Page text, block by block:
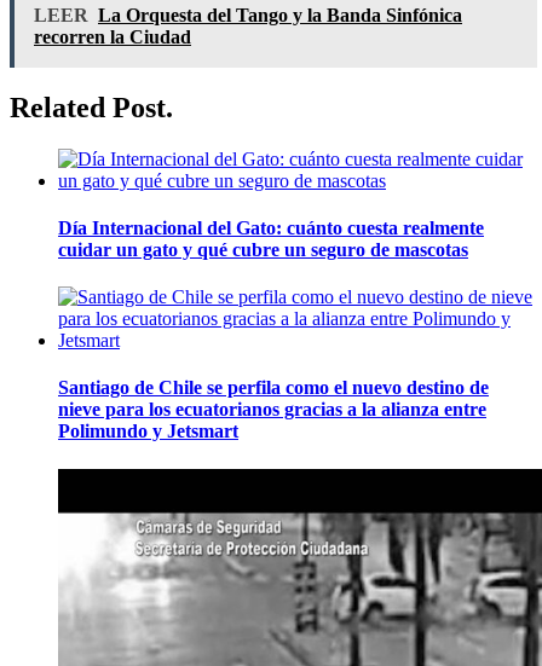
LEER La Orquesta del Tango y la Banda Sinfónica
recorren la Ciudad
Related Post.
Día Internacional del Gato: cuánto cuesta realmente
cuidar un gato y qué cubre un seguro de mascotas
Santiago de Chile se perfila como el nuevo destino de
nieve para los ecuatorianos gracias a la alianza entre
Polimundo y Jetsmart